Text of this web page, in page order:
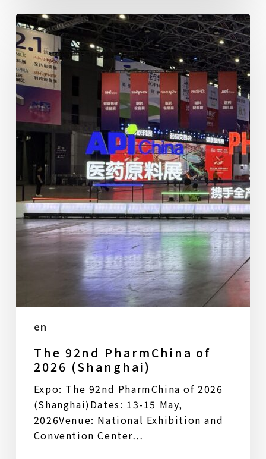
The
92nd
PharmChina
of
2026
(Shanghai)
en
The 92nd PharmChina of
2026 (Shanghai)
Expo: The 92nd PharmChina of 2026
(Shanghai)Dates: 13-15 May,
2026Venue: National Exhibition and
Convention Center…